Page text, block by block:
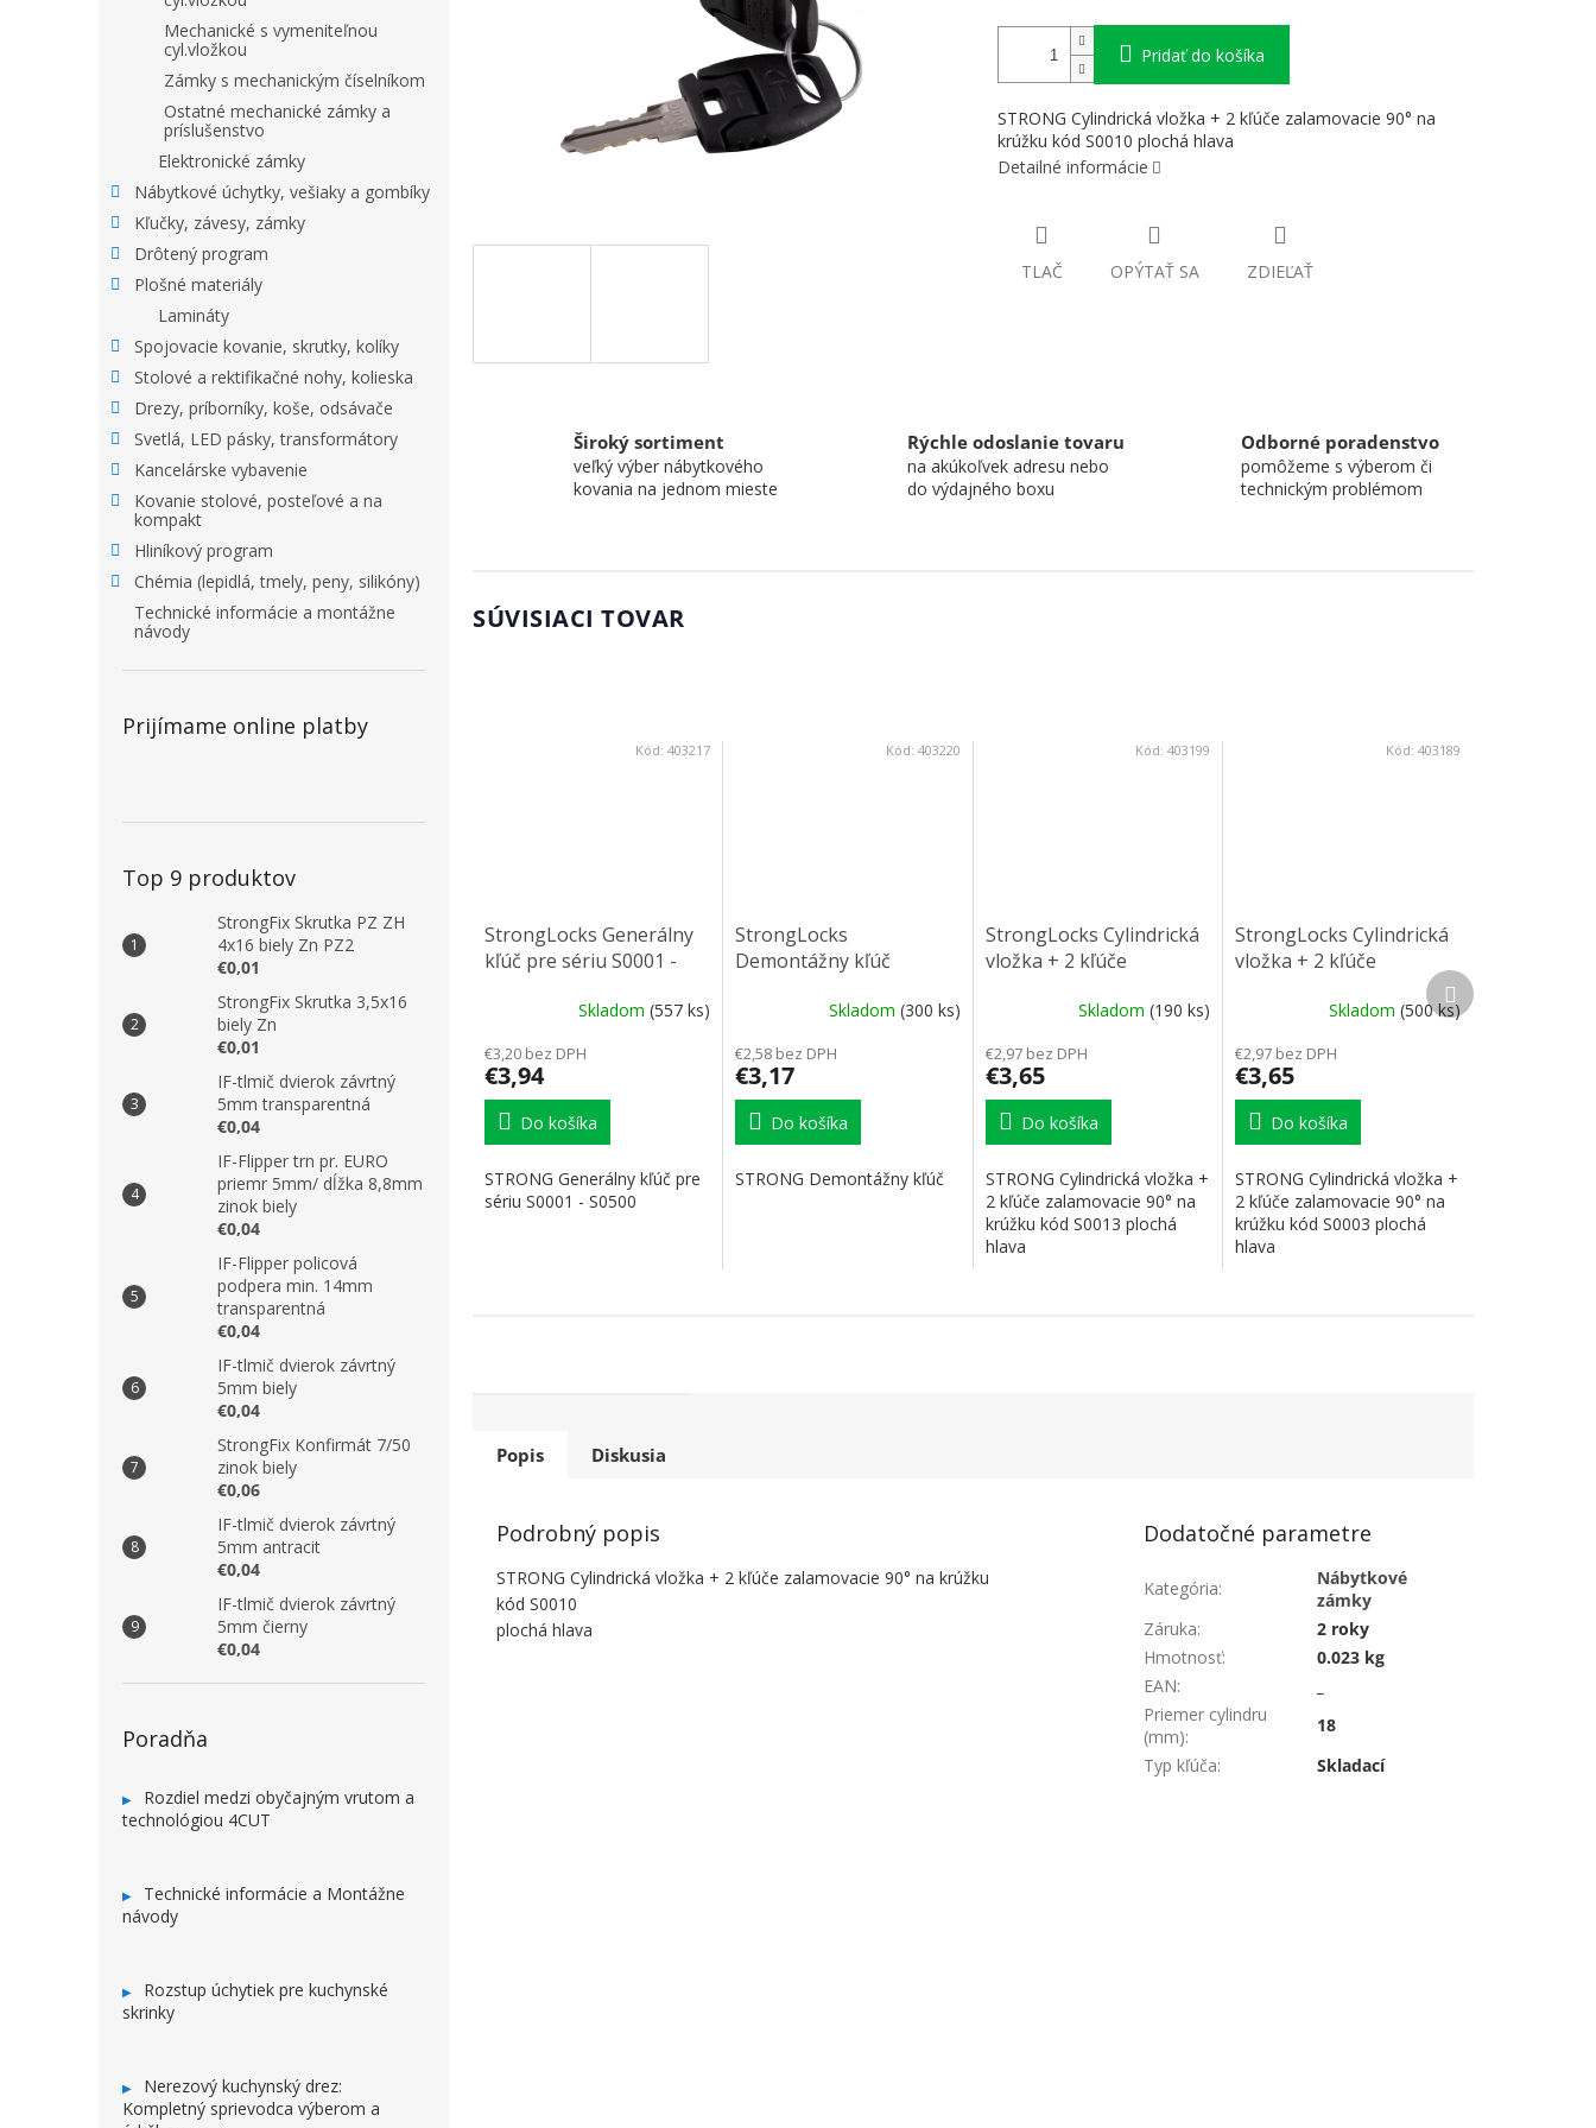
Mechanické s vymeniteľnou
cyl.vložkou
Zámky s mechanickým číselníkom
Ostatné mechanické zámky a
príslušenstvo
Elektronické zámky
Nábytkové úchytky, vešiaky a gombíky
Kľučky, závesy, zámky
Drôtený program
Plošné materiály
Lamináty
Spojovacie kovanie, skrutky, kolíky
Stolové a rektifikačné nohy, kolieska
Drezy, príborníky, koše, odsávače
Svetlá, LED pásky, transformátory
Kancelárske vybavenie
Kovanie stolové, posteľové a na
kompakt
Hliníkový program
Chémia (lepidlá, tmely, peny, silikóny)
Technické informácie a montážne
návody
Prijímame online platby
Top 9 produktov
StrongFix Skrutka PZ ZH
4x16 biely Zn PZ2
€0,01
StrongFix Skrutka 3,5x16
biely Zn
€0,01
IF-tlmič dvierok závrtný
5mm transparentná
€0,04
IF-Flipper trn pr. EURO
priemr 5mm/ dĺžka 8,8mm
zinok biely
€0,04
IF-Flipper policová
podpera min. 14mm
transparentná
€0,04
IF-tlmič dvierok závrtný
5mm biely
€0,04
StrongFix Konfirmát 7/50
zinok biely
€0,06
IF-tlmič dvierok závrtný
5mm antracit
€0,04
IF-tlmič dvierok závrtný
5mm čierny
€0,04
Poradňa
Rozdiel medzi obyčajným vrutom a
technológiou 4CUT
Technické informácie a Montážne
návody
Rozstup úchytiek pre kuchynské
skrinky
Nerezový kuchynský drez:
Kompletný sprievodca výberom a
Pridať do košíka
STRONG Cylindrická vložka + 2 kľúče zalamovacie 90° na
krúžku kód S0010 plochá hlava
Detailné informácie
TLAČ OPÝTAŤ SA ZDIEĽAŤ
Široký sortiment
veľký výber nábytkového
kovania na jednom mieste
Rýchle odoslanie tovaru
na akúkoľvek adresu nebo
do výdajného boxu
Odborné poradenstvo
pomôžeme s výberom či
technickým problémom
SÚVISIACI TOVAR
StrongLocks Generálny
kľúč pre sériu S0001 -
Skladom (557 ks)
€3,20 bez DPH
€3,94
Do košíka
STRONG Generálny kľúč pre
sériu S0001 - S0500
Kód: 403217
StrongLocks
Demontážny kľúč
Skladom (300 ks)
€2,58 bez DPH
€3,17
Do košíka
STRONG Demontážny kľúč
Kód: 403220
StrongLocks Cylindrická
vložka + 2 kľúče
Skladom(190 ks)
€2,97 bez DPH
€3,65
Do košíka
STRONG Cylindrická vložka +
2 kľúče zalamovacie 90° na
krúžku kód S0013 plochá
hlava
Kód:403199
StrongLocks Cylindrická
vložka + 2 kľúče
Skladom (500 ks)
€2,97 bez DPH
€3,65
Do košíka
STRONG Cylindrická vložka +
2 kľúče zalamovacie 90° na
krúžku kód S0003 plochá
hlava
Kód: 403189
Ďalší produkt
Popis Diskusia
Podrobný popis
STRONG Cylindrická vložka + 2 kľúče zalamovacie 90° na krúžku
kód S0010
plochá hlava
Dodatočné parametre
Kategória:
Nábytkové
zámky
Záruka:
2 roky
Hmotnosť:
0.023 kg
EAN:
Priemer cylindru
(mm):
18
Typ kľúča: Skladací